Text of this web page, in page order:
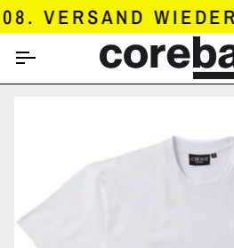
SKIP
TO
VERSAND